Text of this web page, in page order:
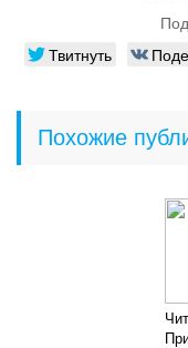
Твитнуть
Похожие